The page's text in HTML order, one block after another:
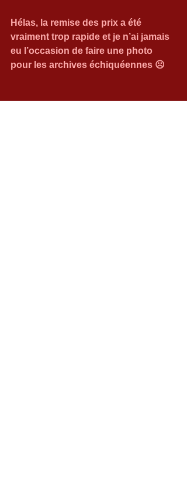
Hélas, la remise des prix a été
vraiment trop rapide et je n’ai jamais
eu l’occasion de faire une photo
pour les archives échiquéennes ☹